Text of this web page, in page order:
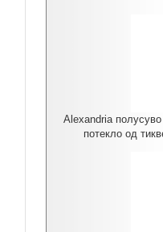
Alexandria
потекло од